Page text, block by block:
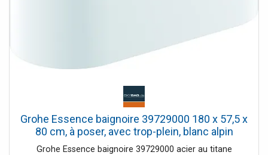
Grohe Essence baignoire 39729000 180 x 57,5 x
80 cm, à poser, avec trop-plein, blanc alpin
Grohe Essence baignoire 39729000 acier au titane